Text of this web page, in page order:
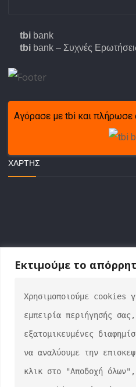
Εκτιμούμε το
Χρησιμοποιούμε cookies
εμπειρία περιήγησής
εξατομικευμένες
να αναλύουμε την
κλικ στο "Αποδοχή
tbi bank
tbi bank – Συχνές
Αγόρασε με tbi και πλήρωσε
ΧΆΡΤΗΣ
ΕΠΙΚΟΙΝΩΝΙΑ
info@auto-verse.gr
2108317227
Δευτέρα - Παρασκευή
Σάββατο 10:00 - 15:00